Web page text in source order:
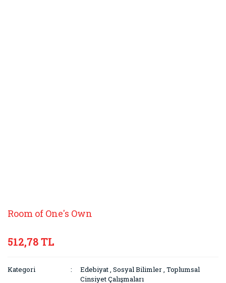
Room of One's Own
512,78 TL
Kategori Edebiyat,Sosyal Bilimler,Toplumsal
Cinsiyet Çalışmaları